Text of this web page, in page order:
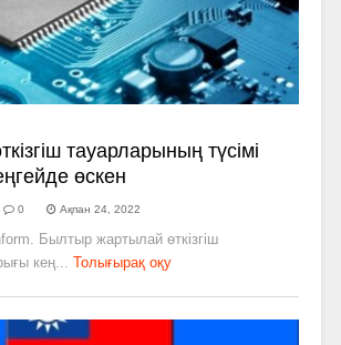
тауарларының түсімі
өскен
0 Ақпан 24, 2022
Былтыр жартылай өткізгіш
кең...
Толығырақ оқу